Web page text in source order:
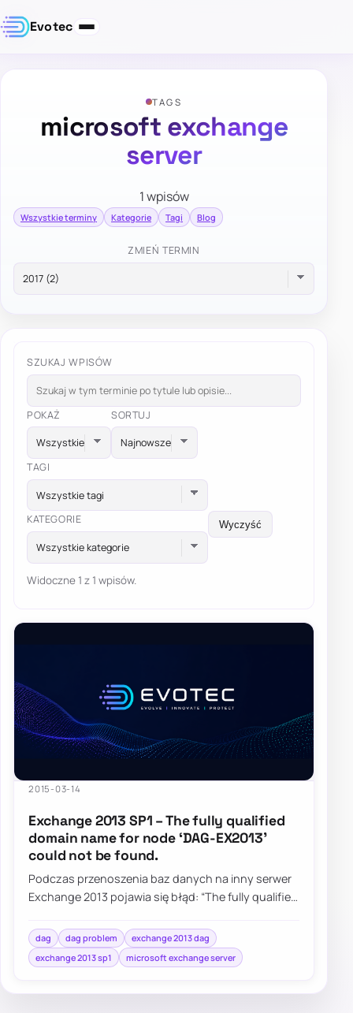
Evotec
TAGS
microsoft exchange
server
1 wpisów
Wszystkie terminy Kategorie Tagi Blog
ZMIEŃ TERMIN
SZUKAJ WPISÓW
POKAŻ SORTUJ
TAGI
Wszystkie tagi
KATEGORIE
Wszystkie kategorie
Wyczyść
Widoczne 1 z 1 wpisów.
2015-03-14
Exchange 2013 SP1 – The fully qualified
domain name for node ‘DAG-EX2013’
could not be found.
Podczas przenoszenia baz danych na inny serwer
Exchange 2013 pojawia się błąd: “The fully qualified
dag dag problem
exchange 2013 dag
exchange 2013 sp1
microsoft exchange server